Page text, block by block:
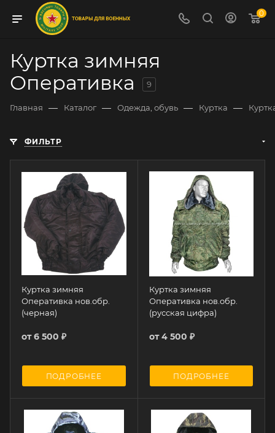
0
Куртка зимняя
Оперативка
9
Главная — Каталог — Одежда, обувь — Куртка —
ФИЛЬТР
Куртка зимняя
Оперативка нов.обр.
(черная)
от6 500 ₽
ПОДРОБНЕЕ
Куртка зимняя
Оперативка нов.обр.
(русская цифра)
от4 500 ₽
ПОДРОБНЕЕ